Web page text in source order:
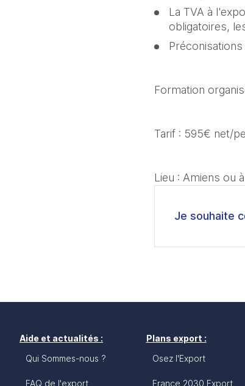
La TVA à
obligatoires,
Formation
Tarif : 595€ net/
Lieu : Amiens ou
Je souhaite
Aide et actualités :
Qui Sommes-nous ?
FAQ de l'export
Plans export :
Osez l'Export
France 2030 Export